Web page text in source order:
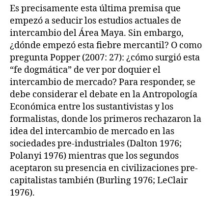
Es precisamente esta última premisa que
empezó a seducir los estudios actuales de
intercambio del Área Maya. Sin embargo,
¿dónde empezó esta fiebre mercantil? O como
pregunta Popper (2007: 27): ¿cómo surgió esta
“fe dogmática” de ver por doquier el
intercambio de mercado? Para responder, se
debe considerar el debate en la Antropología
Económica entre los sustantivistas y los
formalistas, donde los primeros rechazaron la
idea del intercambio de mercado en las
sociedades pre-industriales (Dalton 1976;
Polanyi 1976) mientras que los segundos
aceptaron su presencia en civilizaciones pre-
capitalistas también (Burling 1976; LeClair
1976).